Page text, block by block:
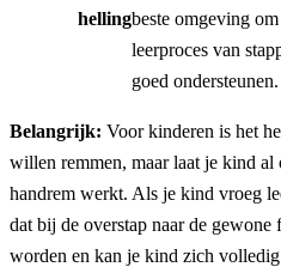
hellingbeste omgeving
leerproces van
goed ondersteunen.
Belangrijk: Voor kinderen is het
willen remmen, maar laat je kind al
handrem werkt. Als je kind vroeg
dat bij de overstap naar de gewone
worden en kan je kind zich